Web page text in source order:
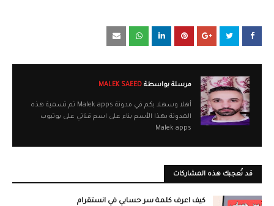
مرسلة بواسطة
أهلا وسهلا بكم في مدونة Malek apps تم تسمية هذه
المدونة بهذا الأسم بناء على اسم قناتي على يوتيوب
Malek apps
قد تُعجبك هذه المشاركات
كيف اعرف كلمة سر حسابي في انستقرام